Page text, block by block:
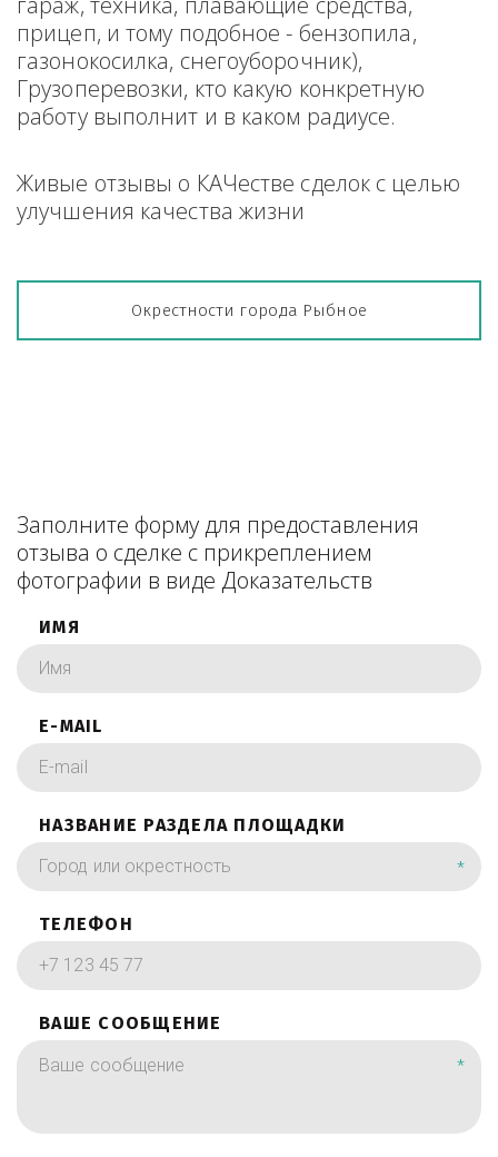
прицеп, и тому подобное - бензопила,
газонокосилка, снегоуборочник),
Грузоперевозки, кто какую конкретную
работу выполнит и в каком радиусе.
Живые отзывы о КАЧестве сделок с целью
улучшения качества жизни
Окрестности города Рыбное
Заполните форму для предоставления
отзыва о сделке с прикреплением
фотографии в виде Доказательств
ИМЯ
E-MAIL
НАЗВАНИЕ РАЗДЕЛА ПЛОЩАДКИ
*
ТЕЛЕФОН
ВАШЕ СООБЩЕНИЕ
*